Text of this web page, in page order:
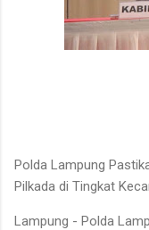
Polda Lampung
Pilkada di Tingkat
Lampung - Polda